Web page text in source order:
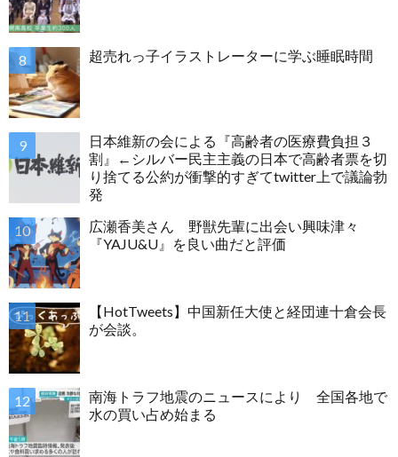
超売れっ子イラストレーターに学ぶ睡眠時間
日本維新の会による『高齢者の医療費負担３
割』←シルバー民主主義の日本で高齢者票を切
り捨てる公約が衝撃的すぎてtwitter上で議論勃
発
広瀬香美さん 野獣先輩に出会い興味津々
『YAJU&U』を良い曲だと評価
【HotTweets】中国新任大使と経団連十倉会長
が会談。
南海トラフ地震のニュースにより 全国各地で
水の買い占め始まる